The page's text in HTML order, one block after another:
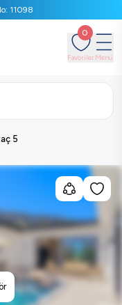
11098
0
FavorilerMenü
5